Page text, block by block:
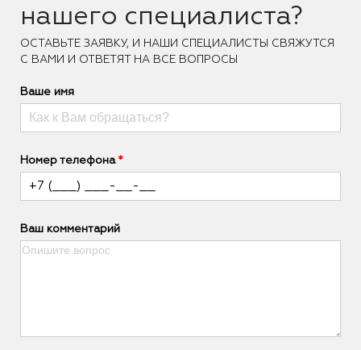
нашего специалиста?
ОCТАВЬТЕ ЗАЯВКУ, И НАШИ СПЕЦИАЛИСТЫ СВЯЖУТСЯ
С ВАМИ И ОТВЕТЯТ НА ВСЕ ВОПРОСЫ
Ваше имя
Номер телефона
Ваш комментарий